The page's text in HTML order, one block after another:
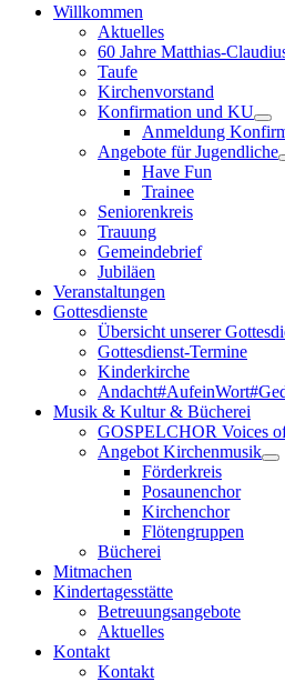
Willkommen
Aktuelles
60 Jahre Matthias-
Taufe
Kirchenvorstand
Konfirmation und KU
Anmeldung
Angebote für Jugendliche
Have Fun
Trainee
Seniorenkreis
Trauung
Gemeindebrief
Jubiläen
Veranstaltungen
Gottesdienste
Übersicht unserer
Gottesdienst-Termine
Kinderkirche
Musik & Kultur & Bücherei
GOSPELCHOR Voices
Angebot Kirchenmusik
Förderkreis
Posaunenchor
Kirchenchor
Flötengruppen
Bücherei
Mitmachen
Kindertagesstätte
Betreuungsangebote
Aktuelles
Kontakt
Kontakt